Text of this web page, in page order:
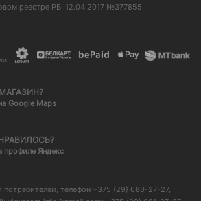
реестре РБ: 12.04.2017 №377855
Google Maps
профиле Яндекс
телефон +375 (29) 680-27-27,